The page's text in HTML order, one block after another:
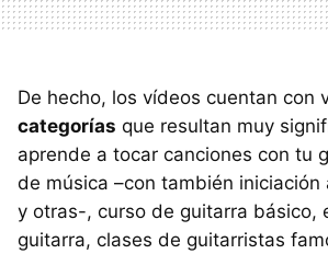
De hecho, los vídeos cuentan con
categorías que resultan muy
aprende a tocar canciones con tu
de música –con también iniciación
y otras-, curso de guitarra básico,
guitarra, clases de guitarristas